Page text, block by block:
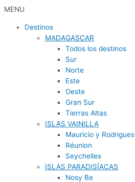
MENU
Destinos
MADAGASCAR
Todos los destinos
Sur
Norte
Este
Oeste
Gran Sur
Tierras Altas
ISLAS VAINILLA
Mauricio y Rodrigues
Réunion
Seychelles
ISLAS PARADISÍACAS
Nosy Be